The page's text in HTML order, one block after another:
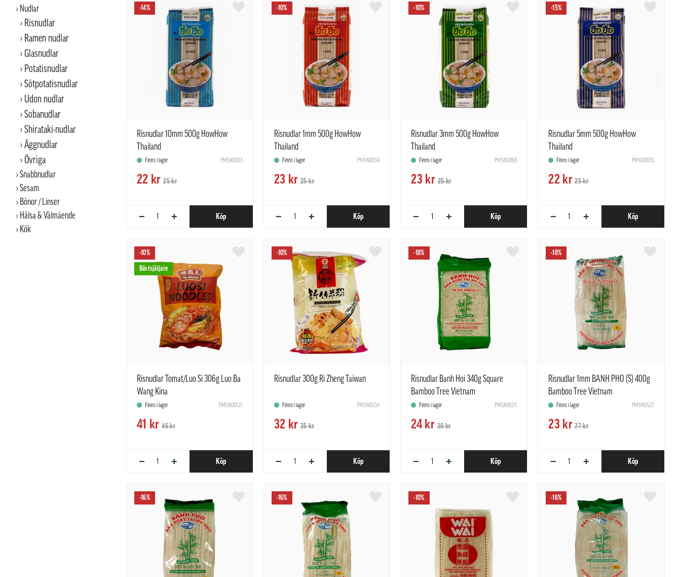
Nudlar
Risnudlar
Ramen nudlar
Glasnudlar
Potatisnudlar
Sötpotatisnudlar
Udon nudlar
Sobanudlar
Shirataki-nudlar
Äggnudlar
Övriga
Snabbnudlar
Sesam
Bönor / Linser
Hälsa & Välmående
Kök
-14%
Risnudlar 10mm 500g HowHow
Thailand
Finns i lager PMSN0033
22 kr 25 kr
− + Köp
-10%
Risnudlar 1mm 500g HowHow
Thailand
Finns i lager PMSN0034
23 kr 25 kr
− + Köp
-10%
Risnudlar 3mm 500g HowHow
Thailand
Finns i lager PMSN0060
23 kr 25 kr
− + Köp
-15%
Risnudlar 5mm 500g HowHow
Thailand
Finns i lager PMSN0035
22 kr 25 kr
− + Köp
-10%
Bästsjäljare
Risnudlar Tomat/Luo Si 306g Luo Ba
Wang Kina
Finns i lager PMSN00121
41 kr 46 kr
− + Köp
-10%
Risnudlar 300g Ri Zheng Taiwan
Finns i lager PMSN0334
32 kr 35 kr
− + Köp
-18%
Risnudlar Banh Hoi 340g Square
Bamboo Tree Vietnam
Finns i lager PMSN0525
24 kr 30 kr
− + Köp
-18%
Risnudlar 1mm BANH PHO (S) 400g
Bamboo Tree Vietnam
Finns i lager PMSN0527
23 kr 27 kr
− + Köp
-16% -16% -10% -16%